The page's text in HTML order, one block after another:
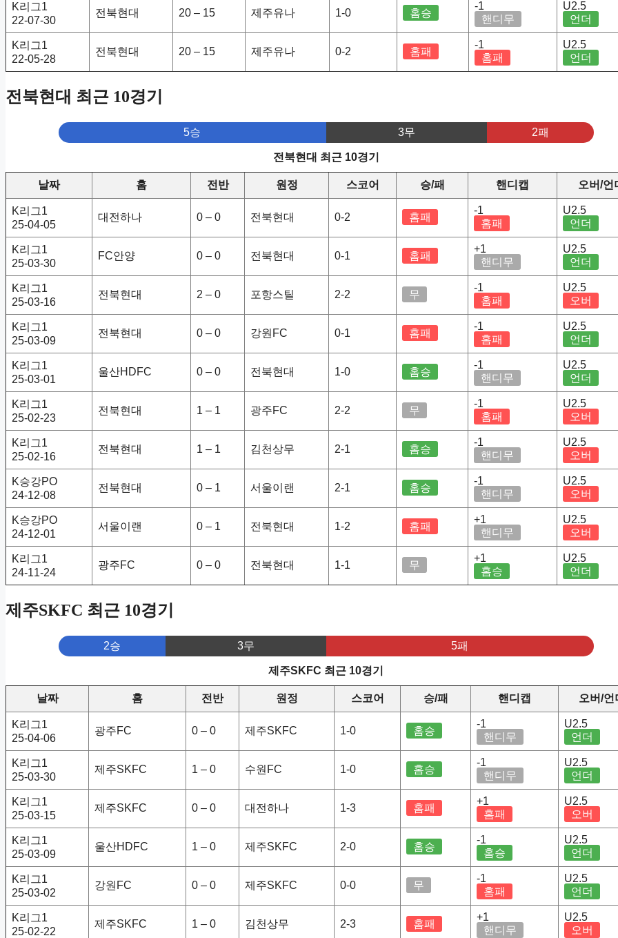
K리그1
22-07-30
전북현대 20 – 15 제주유나 1-0 홈승
-1
핸디무
U2.5
언더
K리그1
22-05-28
전북현대 20 – 15 제주유나 0-2 홈패
-1
홈패
U2.5
언더
전북현대 최근 10경기
5승 3무 2패
전북현대 최근 10경기
날짜 홈 전반 원정 스코어 승/패 핸디캡 오버/언
K리그1
25-04-05
대전하나 0 – 0 전북현대 0-2 홈패
-1
홈패
U2.5
언더
K리그1
25-03-30
FC안양 0 – 0 전북현대 0-1 홈패
+1
핸디무
U2.5
언더
K리그1
25-03-16
전북현대 2 – 0 포항스틸 2-2 무
-1
홈패
U2.5
오버
K리그1
25-03-09
전북현대 0 – 0 강원FC 0-1 홈패
-1
홈패
U2.5
언더
K리그1
25-03-01
울산HDFC 0 – 0 전북현대 1-0 홈승
-1
핸디무
U2.5
언더
K리그1
25-02-23
전북현대 1 – 1 광주FC 2-2 무
-1
홈패
U2.5
오버
K리그1
25-02-16
전북현대 1 – 1 김천상무 2-1 홈승
-1
핸디무
U2.5
오버
K승강PO
24-12-08
전북현대 0 – 1 서울이랜 2-1 홈승
-1
핸디무
U2.5
오버
K승강PO
24-12-01
서울이랜 0 – 1 전북현대 1-2 홈패
+1
핸디무
U2.5
오버
K리그1
24-11-24
광주FC 0 – 0 전북현대 1-1 무
+1
홈승
U2.5
언더
제주SKFC 최근 10경기
2승 3무 5패
제주SKFC 최근 10경기
날짜 홈 전반 원정 스코어 승/패 핸디캡 오버/언
K리그1
25-04-06
광주FC 0 – 0 제주SKFC 1-0 홈승
-1
핸디무
U2.5
언더
K리그1
25-03-30
제주SKFC 1 – 0 수원FC 1-0 홈승
-1
핸디무
U2.5
언더
K리그1
25-03-15
제주SKFC 0 – 0 대전하나 1-3 홈패
+1
홈패
U2.5
오버
K리그1
25-03-09
울산HDFC 1 – 0 제주SKFC 2-0 홈승
-1
홈승
U2.5
언더
K리그1
25-03-02
강원FC 0 – 0 제주SKFC 0-0 무
-1
홈패
U2.5
언더
K리그1
25-02-22
제주SKFC 1 – 0 김천상무 2-3 홈패
+1
핸디무
U2.5
오버